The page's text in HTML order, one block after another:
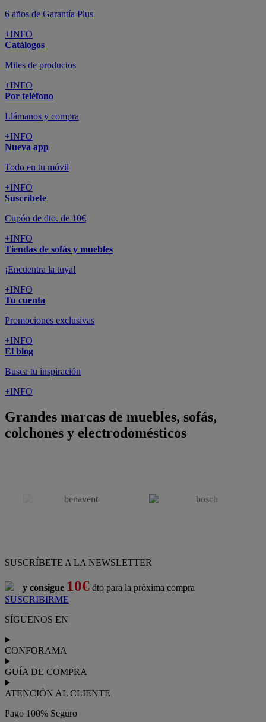
6 años de Garantía Plus
+INFO
Catálogos
Miles de productos
+INFO
Por teléfono
Llámanos y compra
+INFO
Nueva app
Todo en tu móvil
+INFO
Suscríbete
Cupón de dto. de 10€
+INFO
Tiendas de sofás y muebles
¡Encuentra la tuya!
+INFO
Tu cuenta
Promociones exclusivas
+INFO
El blog
Busca tu inspiración
+INFO
Grandes marcas de muebles, sofás,
colchones y electrodomésticos
SUSCRÍBETE A LA NEWSLETTER
y consigue 10€ dto para la próxima compra
SUSCRIBIRME
SÍGUENOS EN
CONFORAMA
GUÍA DE COMPRA
ATENCIÓN AL CLIENTE
Pago 100% Seguro